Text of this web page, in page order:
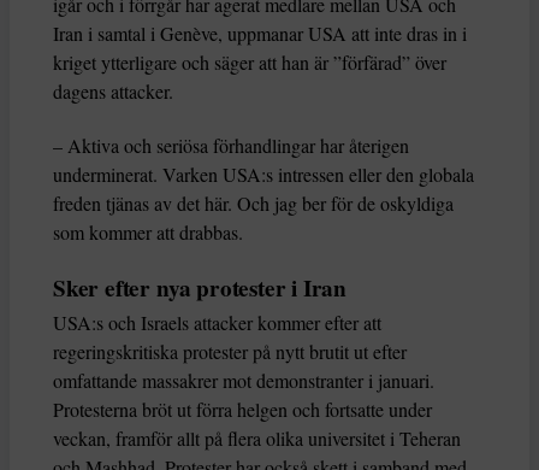
Iran i samtal i Genève, uppmanar USA att inte dras in i
kriget ytterligare och säger att han är ”förfärad” över
dagens attacker.
– Aktiva och seriösa förhandlingar har återigen
underminerat. Varken USA:s intressen eller den globala
freden tjänas av det här. Och jag ber för de oskyldiga
som kommer att drabbas.
Sker efter nya protester i Iran
USA:s och Israels attacker kommer efter att
regeringskritiska protester på nytt brutit ut efter
omfattande massakrer mot demonstranter i januari.
Protesterna bröt ut förra helgen och fortsatte under
veckan, framför allt på flera olika universitet i Teheran